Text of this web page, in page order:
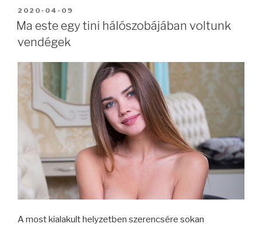
BEKÜLDVE:
2020-04-09
Ma este egy tini hálószobájában voltunk
vendégek
A most kialakult helyzetben szerencsére sokan